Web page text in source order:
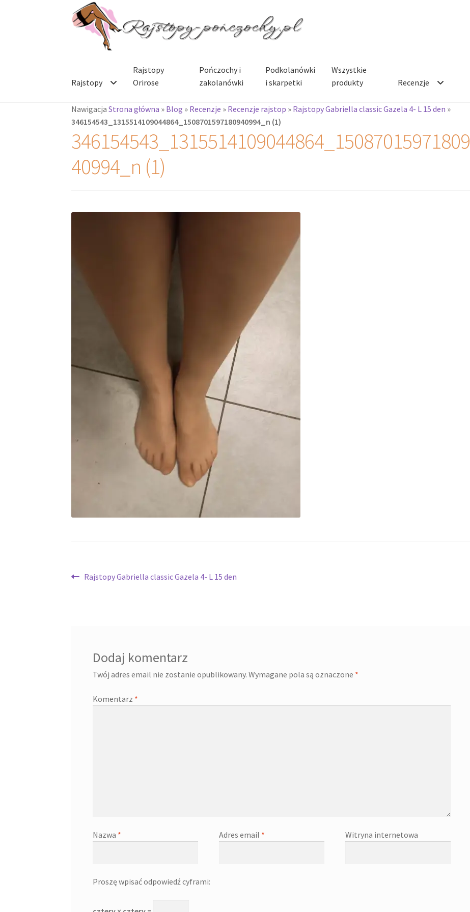
Przejdź
do
nawigacji
Przejdź
do
treści
Rajstopy
Rajstopy
Orirose
Pończochy i
zakolanówki
Podkolanówki
i skarpetki
Wszystkie
produkty
Recenzje
NawigacjaStrona główna » Blog » Recenzje » Recenzje rajstop » Rajstopy Gabriella classic Gazela 4- L 15 den »
346154543_1315514109044864_1508701597180940994_n (1)
346154543_1315514109044864_15087015971809
40994_n (1)
Nawigacja
Poprzedni
Rajstopy Gabriella classic Gazela 4- L 15 den
Dodaj komentarz
Twój adres email nie zostanie opublikowany. Wymagane pola są oznaczone *
Komentarz *
Nazwa * Adres email * Witryna internetowa
Proszę wpisać odpowiedź cyframi: